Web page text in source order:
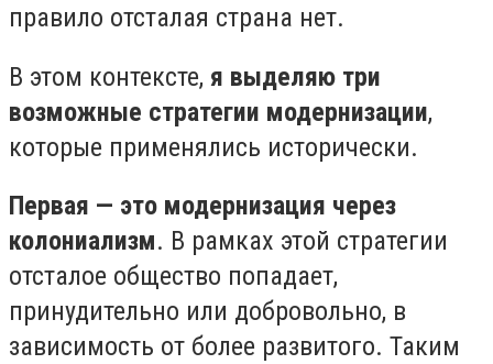
правило отсталая страна нет.
В этом контексте, я выделяю три
возможные стратегии модернизации,
которые применялись исторически.
Первая — это модернизация через
колониализм. В рамках этой стратегии
отсталое общество попадает,
принудительно или добровольно, в
зависимость от более развитого. Таким